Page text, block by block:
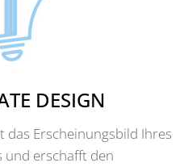
DESIGN
das Erscheinungsbild Ihres
und erschafft den